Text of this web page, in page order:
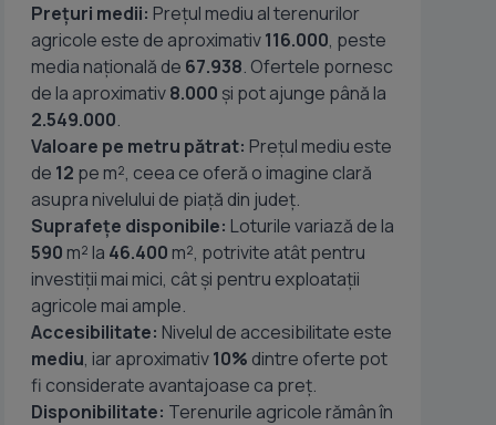
Prețuri medii: Prețul mediu al terenurilor
agricole este de aproximativ116.000, peste
media națională de 67.938. Ofertele pornesc
de la aproximativ8.000 și pot ajunge până la
2.549.000.
Valoare pe metru pătrat: Prețul mediu este
de 12 pe m², ceea ce oferă o imagine clară
asupra nivelului de piață din județ.
Suprafețe disponibile: Loturile variază de la
590 m² la 46.400 m², potrivite atât pentru
investiții mai mici, cât și pentru exploatații
agricole mai ample.
Accesibilitate: Nivelul de accesibilitate este
mediu, iar aproximativ10% dintre oferte pot
fi considerate avantajoase ca preț.
Disponibilitate: Terenurile agricole rămân în